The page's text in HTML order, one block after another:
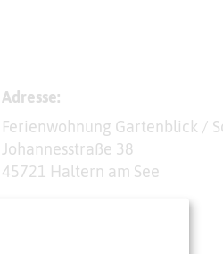
Adresse:
Ferienwohnung Gartenblick /
Johannesstraße 38
45721 Haltern am See